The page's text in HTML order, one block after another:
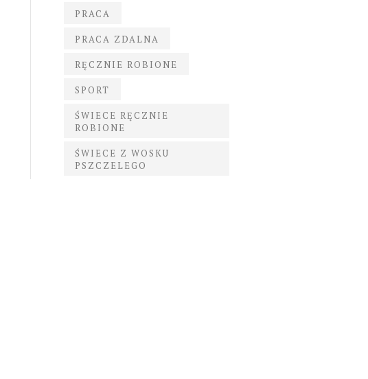
PRACA
PRACA ZDALNA
RĘCZNIE ROBIONE
SPORT
ŚWIECE RĘCZNIE
ROBIONE
ŚWIECE Z WOSKU
PSZCZELEGO